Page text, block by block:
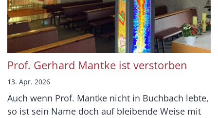
Prof. Gerhard Mantke ist verstorben
13. Apr. 2026
Auch wenn Prof. Mantke nicht in Buchbach lebte,
so ist sein Name doch auf bleibende Weise mit